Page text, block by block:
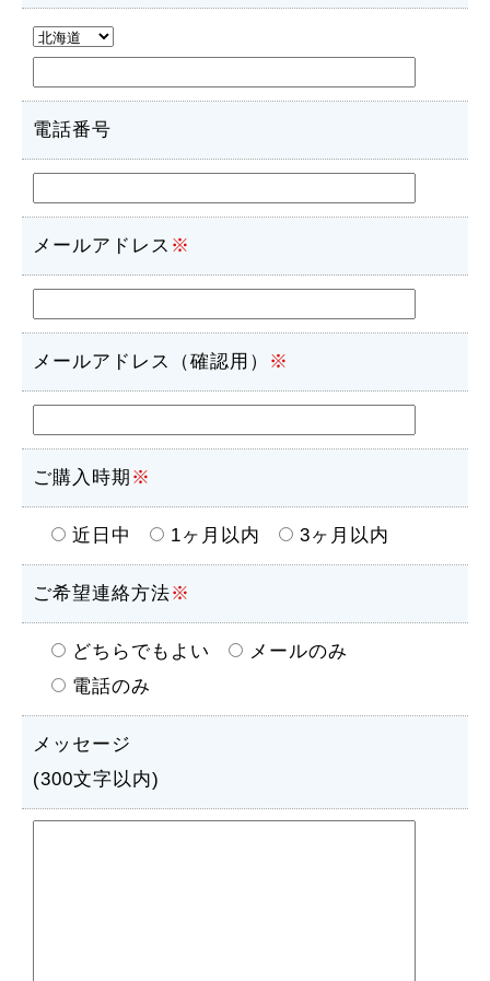
電話番号
メールアドレス ※
メールアドレス（確認用） ※
ご購入時期 ※
近日中 1ヶ月以内 3ヶ月以内
ご希望連絡方法 ※
どちらでもよい
メールのみ
電話のみ
メッセージ
(300文字以内)